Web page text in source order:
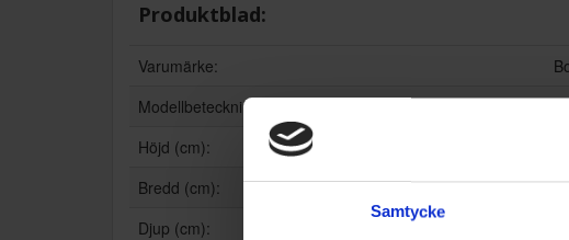
Samtycke
Produktblad:
Varumärke:
Modellbeteckning:
Höjd (cm):
Bredd (cm):
Djup (cm):